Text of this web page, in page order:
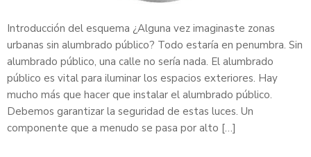
Introducción del esquema ¿Alguna vez imaginaste zonas
urbanas sin alumbrado público? Todo estaría en penumbra. Sin
alumbrado público, una calle no sería nada. El alumbrado
público es vital para iluminar los espacios exteriores. Hay
mucho más que hacer que instalar el alumbrado público.
Debemos garantizar la seguridad de estas luces. Un
componente que a menudo se pasa por alto […]